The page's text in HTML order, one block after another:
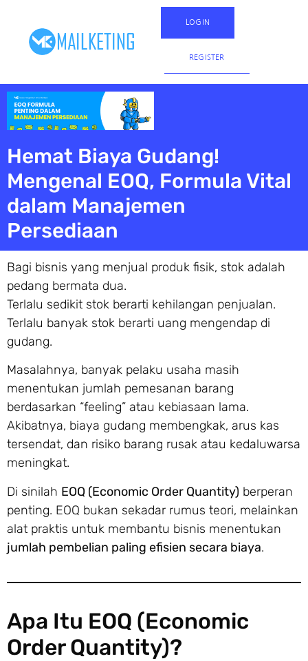
LOGIN
REGISTER
Hemat Biaya Gudang!
Mengenal EOQ, Formula Vital
dalam Manajemen
Persediaan
Bagi bisnis yang menjual produk fisik, stok adalah
pedang bermata dua.
Terlalu sedikit stok berarti kehilangan penjualan.
Terlalu banyak stok berarti uang mengendap di
gudang.
Masalahnya, banyak pelaku usaha masih
menentukan jumlah pemesanan barang
berdasarkan “feeling” atau kebiasaan lama.
Akibatnya, biaya gudang membengkak, arus kas
tersendat, dan risiko barang rusak atau kedaluwarsa
meningkat.
Di sinilah EOQ (Economic Order Quantity) berperan
penting. EOQ bukan sekadar rumus teori, melainkan
alat praktis untuk membantu bisnis menentukan
jumlah pembelian paling efisien secara biaya.
Apa Itu EOQ (Economic
Order Quantity)?